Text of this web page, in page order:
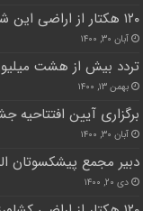
۱۲۰ هکتار از اراضی این شهرستان آزاد سازی شد
آبان ۳۰, ۱۴۰۰
تردد بیش از هشت
بهمن ۱۳, ۱۴۰۰
برگزاری آیین افتتاحیه
آبان ۳۰, ۱۴۰۰
دبیر مجمع پیشکسوتان
دی ۲۰, ۱۴۰۰